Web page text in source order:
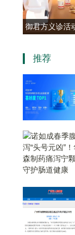
御君方义诊活
会客厅”成
推荐